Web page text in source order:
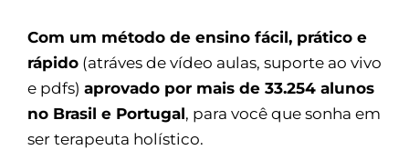
Com um método de ensino fácil, prático e
rápido (atráves de vídeo aulas, suporte ao vivo
e pdfs) aprovado por mais de 33.254 alunos
no Brasil e Portugal, para você que sonha em
ser terapeuta holístico.